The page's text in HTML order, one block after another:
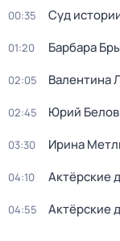
00:35 Суд
01:20 Барбара
02:05 Валентина
02:45 Юрий
03:30 Ирина
04:10 Актёрские
04:55 Актёрские